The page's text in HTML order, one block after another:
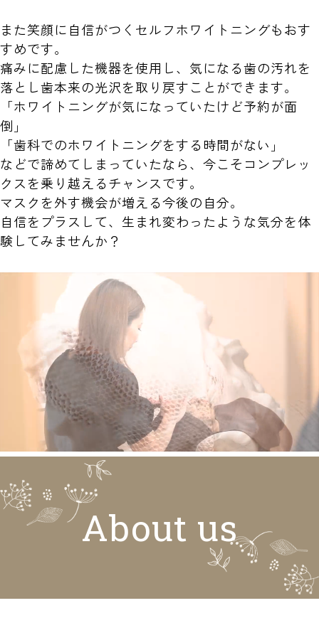
また笑顔に自信がつくセルフホワイトニングもおす
すめです。
痛みに配慮した機器を使用し、気になる歯の汚れを
落とし歯本来の光沢を取り戻すことができます。
「ホワイトニングが気になっていたけど予約が面
倒」
「歯科でのホワイトニングをする時間がない」
などで諦めてしまっていたなら、今こそコンプレッ
クスを乗り越えるチャンスです。
マスクを外す機会が増える今後の自分。
自信をプラスして、生まれ変わったような気分を体
験してみませんか？
About us